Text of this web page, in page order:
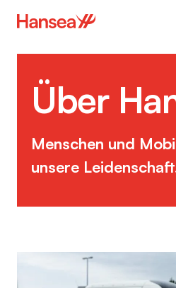
Über
Menschen und
unsere